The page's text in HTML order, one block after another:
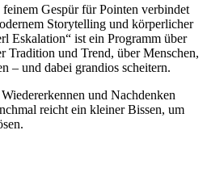
Gespür für Pointen verbindet
Storytelling und körperlicher
Eskalation“ ist ein Programm über
Tradition und Trend, über Menschen,
– und dabei grandios scheitern.
und Nachdenken
reicht ein kleiner Bissen, um